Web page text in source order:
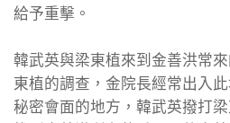
給予重擊。
韓武英與梁東植來到金善洪常
東植的調查，金院長經常出入
秘密會面的地方，韓武英撥打